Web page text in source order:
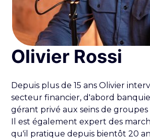
Olivier Rossi
Depuis plus de 15 ans Olivier
secteur financier, d'abord
gérant privé aux seins de
Il est également expert des
qu'il pratique depuis bientôt 20